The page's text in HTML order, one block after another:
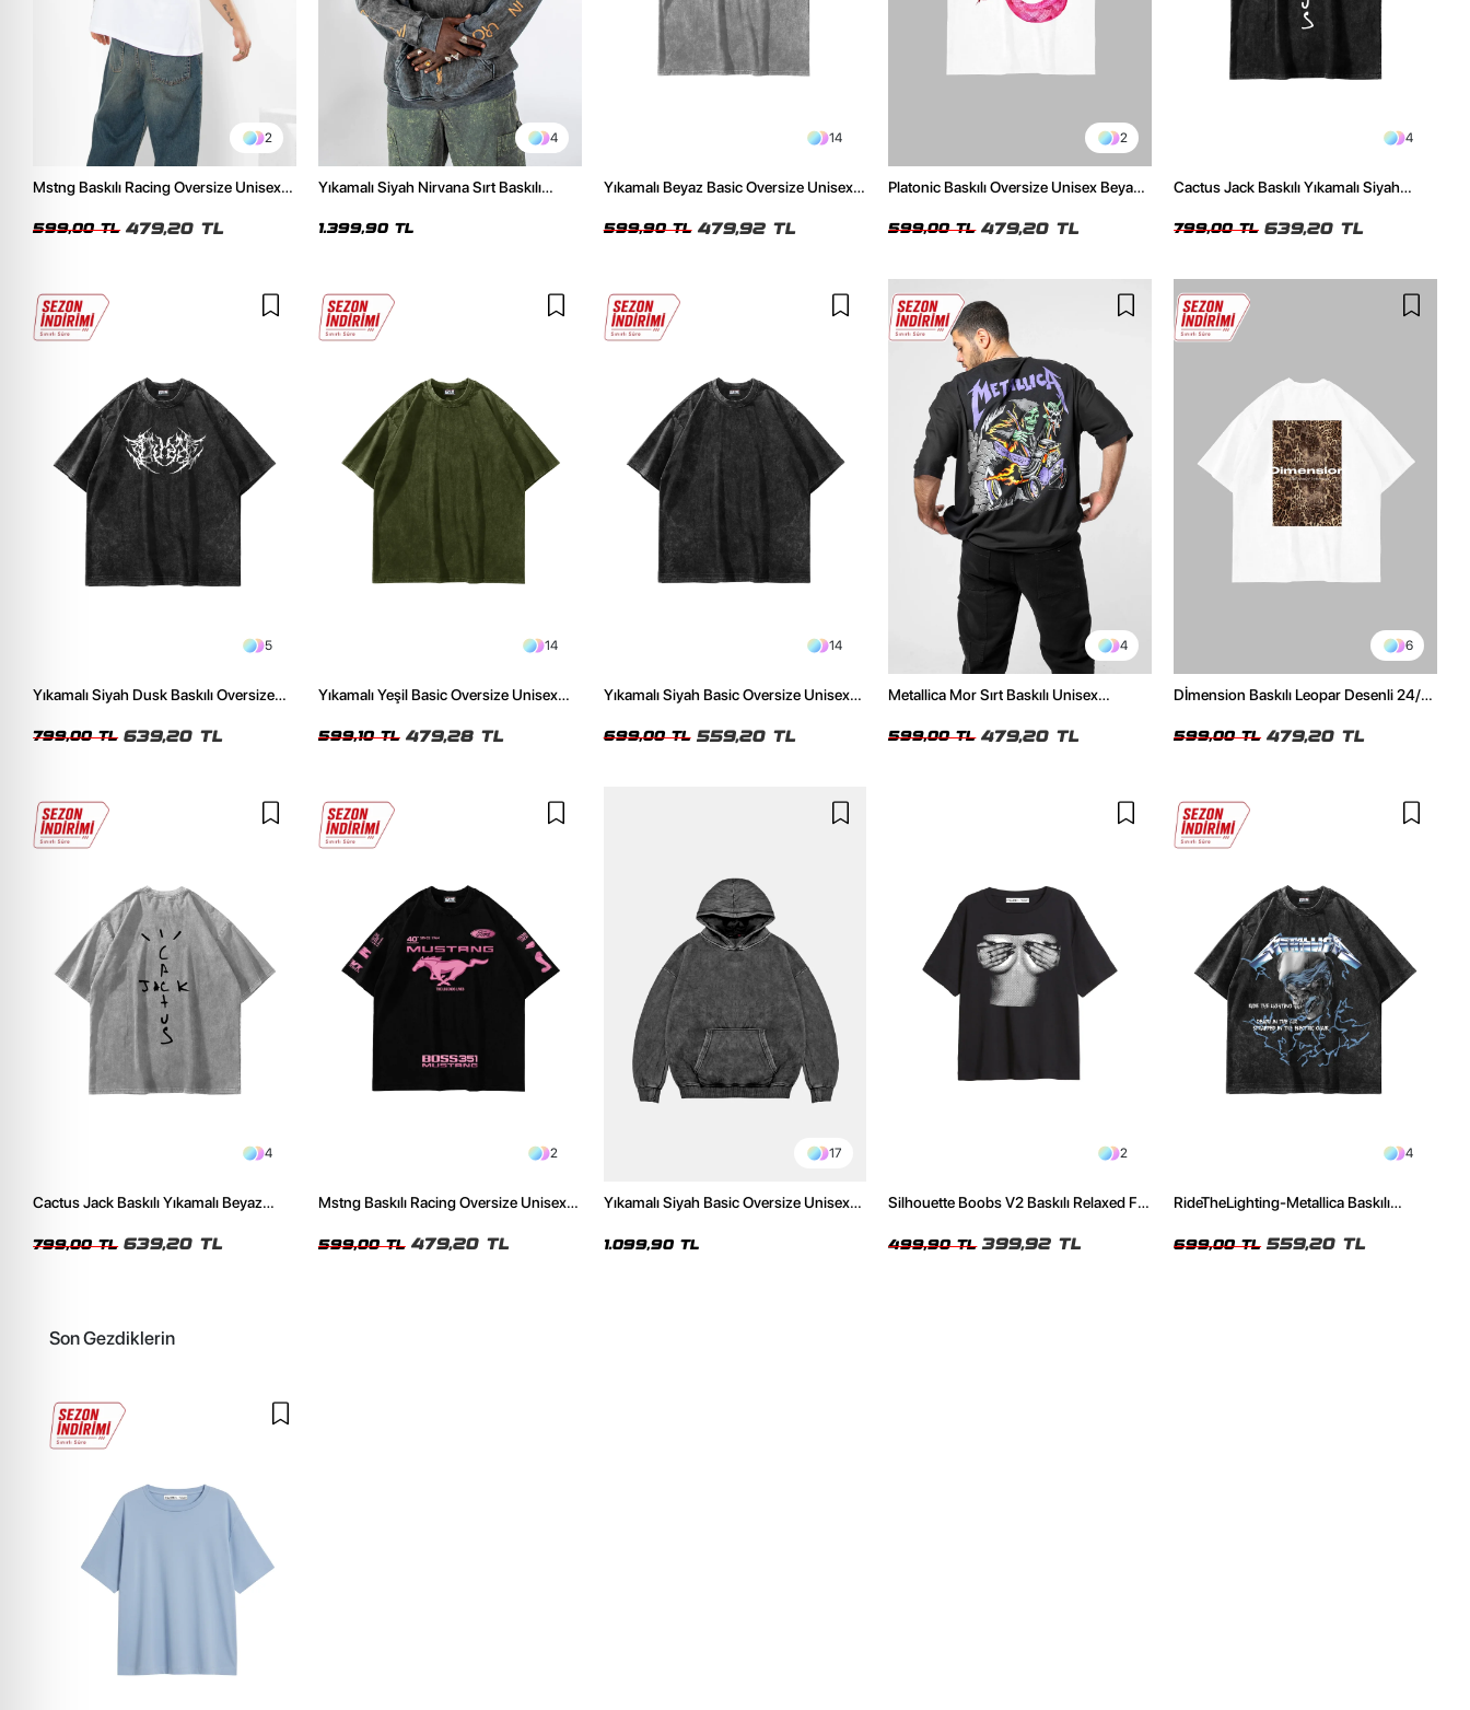
2
Mstng Baskılı Racing Oversize Unisex
599,00 TL 479,20 TL
4
Yıkamalı Siyah Nirvana Sırt Baskılı
1.399,90 TL
14
Yıkamalı Beyaz Basic Oversize Unisex
599,90 TL 479,92 TL
2
Platonic Baskılı Oversize Unisex Beyaz
599,00 TL 479,20 TL
4
Cactus Jack Baskılı Yıkamalı Siyah
799,00 TL 639,20 TL
5
Yıkamalı Siyah Dusk Baskılı Oversize
799,00 TL 639,20 TL
14
Yıkamalı Yeşil Basic Oversize Unisex
599,10 TL 479,28 TL
14
Yıkamalı Siyah Basic Oversize Unisex
699,00 TL 559,20 TL
4
Metallica Mor Sırt Baskılı Unisex
599,00 TL 479,20 TL
6
Dİmension Baskılı Leopar Desenli 24/1
599,00 TL 479,20 TL
4
Cactus Jack Baskılı Yıkamalı Beyaz
799,00 TL 639,20 TL
2
Mstng Baskılı Racing Oversize Unisex
599,00 TL 479,20 TL
17
Yıkamalı Siyah Basic Oversize Unisex
1.099,90 TL
2
Silhouette Boobs V2 Baskılı Relaxed Fit
499,90 TL 399,92 TL
4
RideTheLighting-Metallica Baskılı
699,00 TL 559,20 TL
Son Gezdiklerin